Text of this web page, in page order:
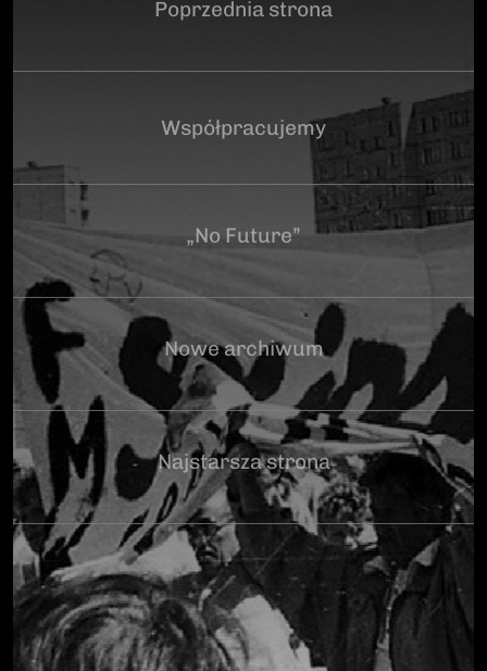
Poprzednia strona
Współpracujemy
„No Future”
Nowe archiwum
Najstarsza strona